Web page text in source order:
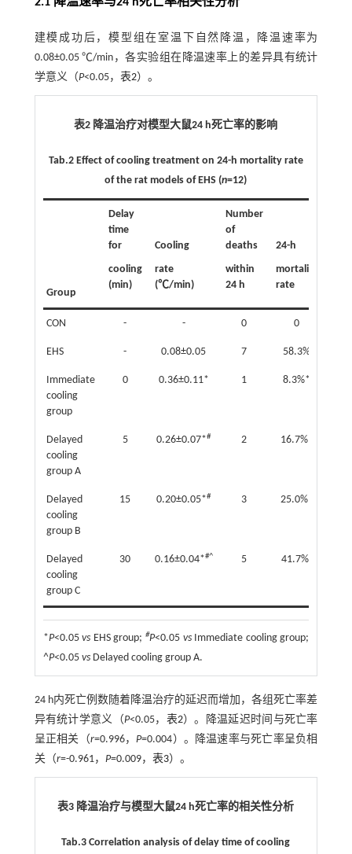
建模成功后，模型组在室温下自然降温，降温速率为
0.08±0.05 ℃/min，各实验组在降温速率上的差异具有统计
学意义（P<0.05， 表2）。
表2 降温治疗对模型大鼠24 h死亡率的影响
Tab.2 Effect of cooling treatment on 24-h mortality rate
of the rat models of EHS (n=12)
Group
Delay
time
for
cooling
(min)
Cooling
rate
(℃/min)
Number
of
deaths
within
24 h
24-h
mortality
rate
CON - - 0 0
EHS - 0.08±0.05 7 58.3%
Immediate
cooling
group
0 0.36±0.11* 1 8.3%*
Delayed
cooling
group A
5 0.26±0.07*# 2 16.7%*
Delayed
cooling
group B
15 0.20±0.05*# 3 25.0%*
Delayed
cooling
group C
30 0.16±0.04*#^ 5 41.7%
*P<0.05vs EHS group;#P<0.05 vsImmediate cooling group;
^P<0.05 vsDelayed cooling group A.
24 h内死亡例数随着降温治疗的延迟而增加，各组死亡率差
异有统计学意义（P<0.05， 表2）。降温延迟时间与死亡率
呈正相关（r=0.996，P=0.004）。降温速率与死亡率呈负相
关（r=-0.961， P=0.009， 表3）。
表3 降温治疗与模型大鼠24 h死亡率的相关性分析
Tab.3 Correlation analysis of delay time of cooling